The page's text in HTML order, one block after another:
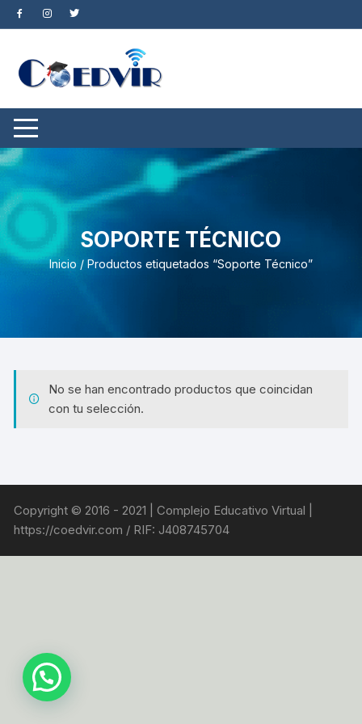
Saltar
al
SOPORTE TÉCNICO
Inicio / Productos etiquetados “Soporte Técnico”
No se han encontrado productos que coincidan
con tu selección.
Copyright © 2016 - 2021 | Complejo Educativo Virtual |
https://coedvir.com / RIF: J408745704